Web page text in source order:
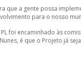
que a gente possa
para o nosso
foi encaminhado às
é que o Projeto já